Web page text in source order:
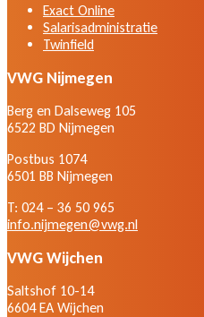
Exact Online
Salarisadministratie
Twinfield
VWG Nijmegen
Berg en Dalseweg 105
6522 BD Nijmegen
Postbus 1074
6501 BB Nijmegen
T: 024 – 36 50 965
info.nijmegen@vwg.nl
VWG Wijchen
Saltshof 10-14
6604 EA Wijchen